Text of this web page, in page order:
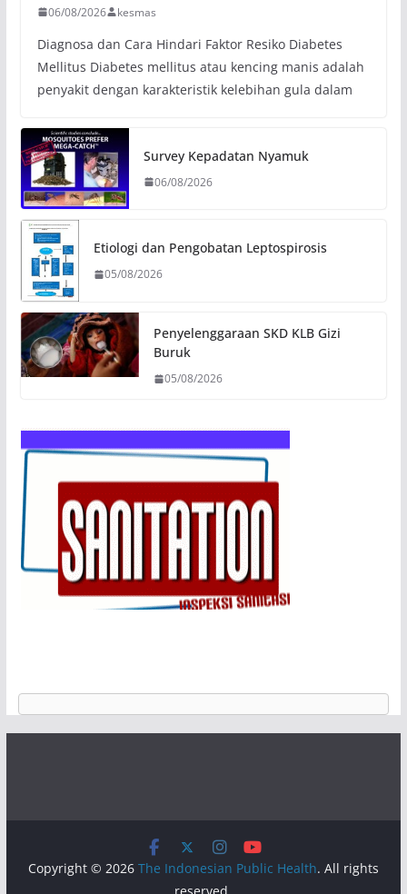
06/08/2026 kesmas
Diagnosa dan Cara Hindari Faktor Resiko Diabetes
Mellitus Diabetes mellitus atau kencing manis adalah
penyakit dengan karakteristik kelebihan gula dalam
Survey Kepadatan Nyamuk
06/08/2026
Etiologi dan Pengobatan Leptospirosis
05/08/2026
Penyelenggaraan SKD KLB Gizi
Buruk
05/08/2026
Copyright © 2026 The Indonesian Public Health. All rights